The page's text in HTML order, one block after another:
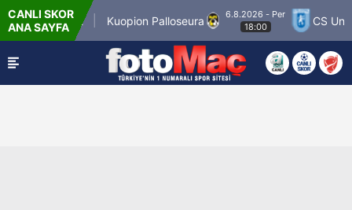
CANLI SKOR
ANA SAYFA
Match 12 Kuopion Palloseura
6.8.2026 - Per
CS